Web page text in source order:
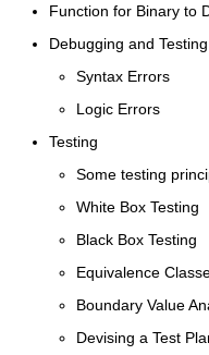
Function for Binary to
Debugging and Testing
Syntax Errors
Logic Errors
Testing
Some testing
White Box Testing
Black Box Testing
Equivalence
Boundary Value
Devising a Test